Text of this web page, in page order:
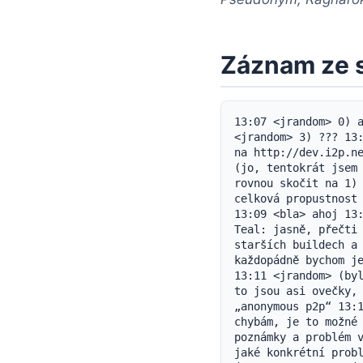
Záznam ze
13:07 <jrandom> 0) ahoj 13:07 <jrandom> 1) Stav sítě 13:07 <jrandom> 2) Feedspace 13:07 <jrandom> 3) ??? 13:07 <jrandom> 0) ahoj 13:07 * jrandom mává 13:07 <jrandom> týdenní status je na http://dev.i2p.net/pipermail/i2p/2005-March/000649.html 13:08 <Teal> ahoj 13:08 <jrandom> (jo, tentokrát jsem přišel pozdě, ale jen o kousek!) 13:08 <frosk> ahoj 13:08 <jrandom> můžeme rovnou skočit na 1) stav sítě 13:08 <jrandom> síť je, jakože, nahozená a tak 13:09 <jrandom> celková propustnost je pořád níž jako předtím, se značným počtem zahazovaných zpráv a fragmentů 13:09 <bla> ahoj 13:09 <ant> <dm> špatné 13:09 <Teal> nějaké indicie proč? 13:10 <jrandom> Teal: jasně, přečti si status? :) 13:10 <+detonate> ahoj 13:11 <jrandom> pořád je ~ 25 lidí na starších buildech a nejspíš tam zůstanou, dokud je neodpojíme ze sítě 13:11 <jrandom> každopádně bychom je měli umět obejít, takže je jejich přítomnost vlastně užitečná, řekl bych 13:11 <jrandom> (bylo by fajn, kdyby upgradovali... ;) 13:11 <cervantes> (ahoj) 13:11 <frosk> to jsou asi ovečky, co si nainstalovaly i2p, protože si o tom někde přečetly a chtěly zkusit „anonymous p2p“ 13:12 <ant> <BS314159> jo, pokud k degradaci kvality sítě může dojít kvůli chybám, je to možné i ze škodolibosti 13:12 <newkid> Tohle je moje první meeting, ale četl jsem poznámky a problém vypadá podobně tomu, co jsem psal před meetingem 13:12 <Pseudonym> víme, jaké konkrétní problémy staré uzly způsobují a proč? 13:12 <jrandom> bs314159: nepřipisuj zlému úmyslu to, co se dá připsat tomu, že jrandom napsal špatný kód ;) 13:13 <jrandom> Pseudonym: jo, viz changelog 13:13 <newkid> Provozuju dva uzly, pár milisekund od sebe, a většinou se navzájem nepovažují za „fast“ 13:13 <jrandom> přesně tak, newkid 13:13 <jrandom> kalkulátor rychlosti, jak je nasazený, je, no, dost na nic 13:13 <jrandom> neshromažďuje dost dat, aby měl nějakou důvěru v hodnoty 13:13 <bla> Hmm.. To je v nejlepším případě špatné ;) 13:13 <jrandom> je to asi tak bezvýznamné jako „okamžité rychlosti“, co vidíš na /oldconsole.jsp 13:14 <jrandom> zkouším nové kalkulátory a zlepšení je, ale ten algoritmus má problémy 13:14 <jrandom> konkrétně nedovolí, aby se peery s